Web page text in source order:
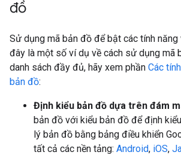
đồ
Sử dụng mã bản đồ để bật các tính năng
đây là một số ví dụ về cách sử dụng mã
danh sách đầy đủ, hãy xem phần Các
bản đồ:
Định kiểu bản đồ dựa trên đám
bản đồ với kiểu bản đồ để định
lý bản đồ bằng bảng điều khiển
tất cả các nền tảng: Android, iOS,